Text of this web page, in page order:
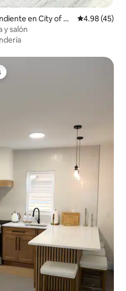
en City of Or
Calificación
4.98 (45)
y salón